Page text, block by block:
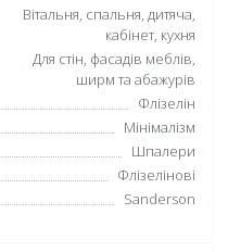
Вітальня, спальня, дитяча,
кабінет, кухня
Для стін, фасадів меблів,
ширм та абажурів
Флізелін
Мінімалізм
Шпалери
Флізелінові
Sanderson